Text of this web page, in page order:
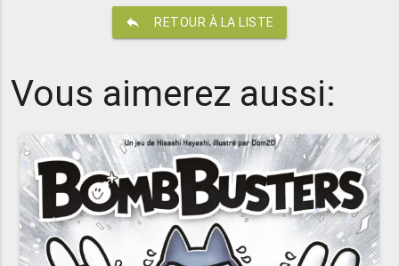
reply RETOUR À LA LISTE
Vous aimerez aussi: